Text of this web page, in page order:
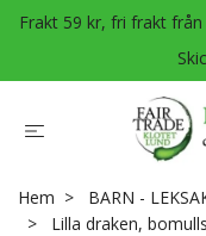
Frakt 59 kr, fri frakt
Hem BARN -
Lilla draken,